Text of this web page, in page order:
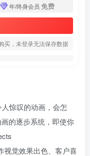
年/终身会员 免费
买，未登录无法保存数据
惊叹的动画，会怎
的逐步系统，即使你
视觉效果出色、客户喜